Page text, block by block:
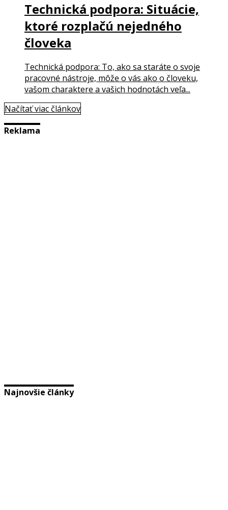
Technická podpora: Situácie,
ktoré rozplačú nejedného
človeka
Technická podpora: To, ako sa staráte o svoje
pracovné nástroje, môže o vás ako o človeku,
vašom charaktere a vašich hodnotách veľa...
Načítať viac článkov
Reklama
Najnovšie články